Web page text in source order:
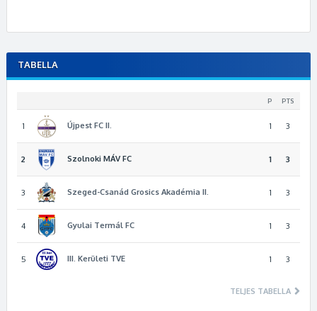
TABELLA
P PTS
1 Újpest FC II. 1 3
2 Szolnoki MÁV FC 1 3
3 Szeged-Csanád Grosics Akadémia II. 1 3
4 Gyulai Termál FC 1 3
5 III. Kerületi TVE 1 3
TELJES TABELLA